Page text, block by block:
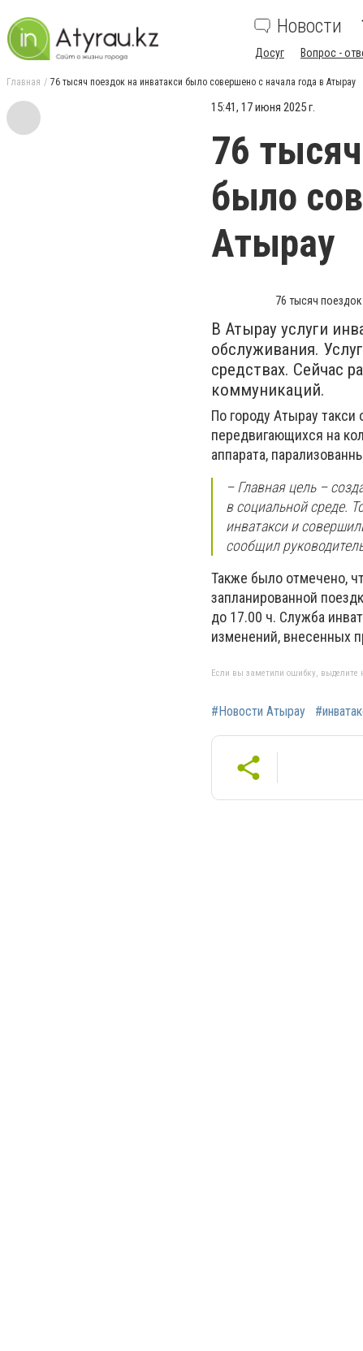
Новости
Досуг Вопрос -
Главная 76 тысяч поездок на инватакси было совершено с начала года в Атырау
15:41, 17 июня 2025 г.
76
было
Атырау
76 тысяч
В Атырау услуги
обслуживания.
средствах. Сейчас
коммуникаций.
По городу Атырау
передвигающихся на
аппарата,
– Главная цель –
в социальной среде.
инватакси и
сообщил
Также было отмечено,
запланированной
до 17.00 ч. Служба
изменений, внесенных
Если вы заметили ошибку, выделите
#Новости Атырау